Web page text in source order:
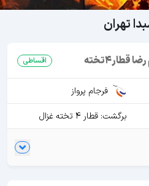
تهران
اقساطی
فرجام پرواز
برگشت: قطار 4 تخته غزال